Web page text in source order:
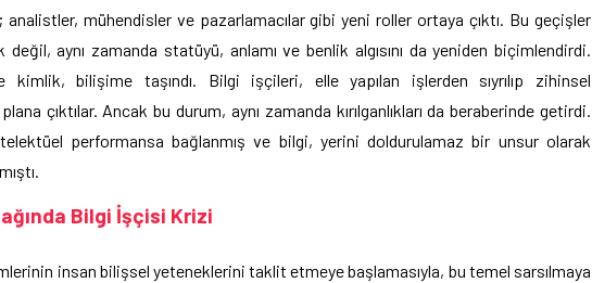
analistler, mühendisler ve pazarlamacılar gibi yeni roller ortaya çıktı. Bu geçişler
aynı zamanda statüyü, anlamı ve benlik algısını da yeniden biçimlendirdi.
bilişime taşındı. Bilgi işçileri, elle yapılan işlerden sıyrılıp zihinsel
çıktılar. Ancak bu durum, aynı zamanda kırılganlıkları da beraberinde getirdi.
performansa bağlanmış ve bilgi, yerini doldurulamaz bir unsur olarak
Bilgi İşçisi Krizi
insan bilişsel yeteneklerini taklit etmeye başlamasıyla, bu temel sarsılmaya